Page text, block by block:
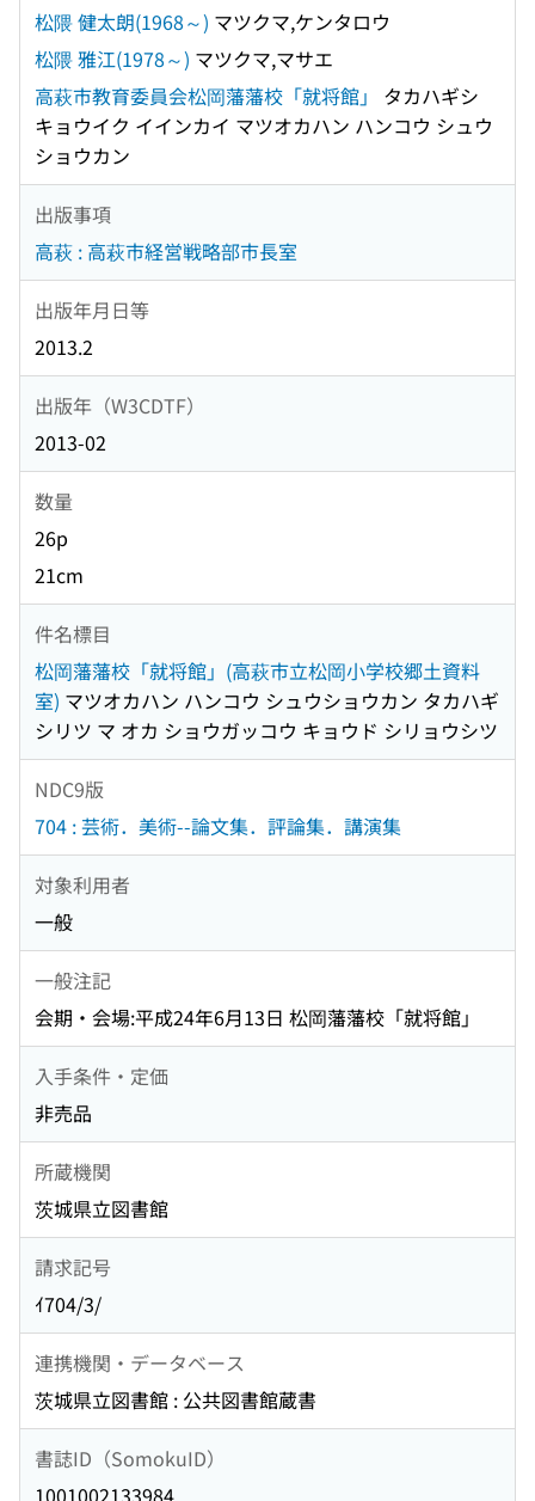
松隈 健太朗(1968～) マツクマ,ケンタロウ
松隈 雅江(1978～) マツクマ,マサエ
高萩市教育委員会松岡藩藩校「就将館」
タカハギシ
キョウイク イインカイ マツオカハン ハンコウ シュウ
ショウカン
出版事項
高萩 : 高萩市経営戦略部市長室
出版年月日等
2013.2
出版年（W3CDTF）
2013-02
数量
26p
21cm
件名標目
松岡藩藩校「就将館」(高萩市立松岡小学校郷土資料
室) マツオカハン ハンコウ シュウショウカン タカハギ
シリツ マ オカ ショウガッコウ キョウド シリョウシツ
NDC9版
704 : 芸術．美術--論文集．評論集．講演集
対象利用者
一般
一般注記
会期・会場:平成24年6月13日 松岡藩藩校「就将館」
入手条件・定価
非売品
所蔵機関
茨城県立図書館
請求記号
ｲ704/3/
連携機関・データベース
茨城県立図書館 : 公共図書館蔵書
書誌ID（SomokuID）
1001002133984